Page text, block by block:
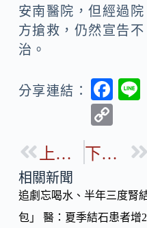
安南醫院，但經過院
方搶救，仍然宣告不
治。
分享連結：
F
b
o
k
p
Li
上一篇 下一篇
相關新聞
追劇忘喝水、半年三度腎
包」 醫：夏季結石患者增